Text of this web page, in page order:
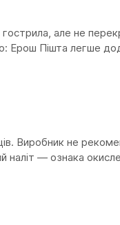
але не
Ерош Пішта легше
Виробник не
наліт — ознака